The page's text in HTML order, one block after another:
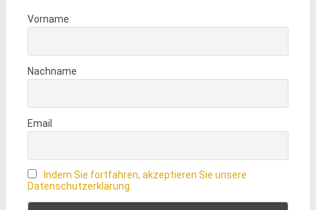
Vorname
Nachname
Email
Indem Sie fortfahren, akzeptieren Sie unsere
Datenschutzerklärung.